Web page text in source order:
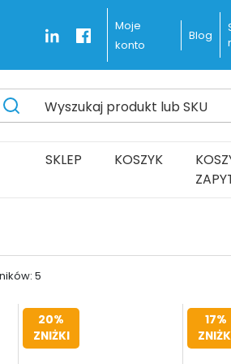
Moje
konto
Blog
Wysokiej jakości Urządzeń
Delivered Fast and Free
Wyszukaj produkt lub SKU
SKLEP KOSZYK
5
ceny:
od
niskiej
do
20%
ZNIŻKI
17%